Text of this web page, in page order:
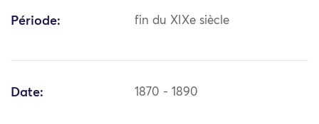
Période: fin du XIXe siècle
Date: 1870 - 1890